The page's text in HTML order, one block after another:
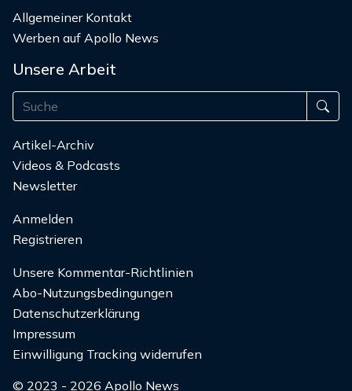
Allgemeiner Kontakt
Werben auf Apollo News
Unsere Arbeit
Artikel-Archiv
Videos & Podcasts
Newsletter
Anmelden
Registrieren
Unsere Kommentar-Richtlinien
Abo-Nutzungsbedingungen
Datenschutzerklärung
Impressum
Einwilligung Tracking widerrufen
© 2023 - 2026 Apollo News